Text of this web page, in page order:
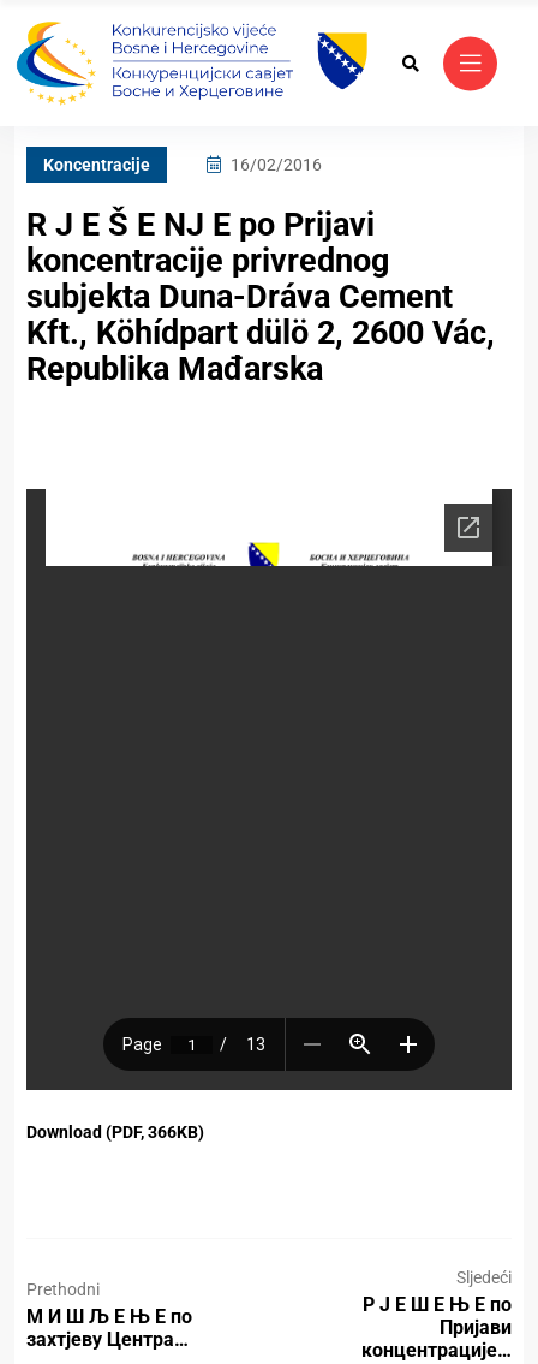
Koncentracije 16/02/2016
R J E Š E NJ E po Prijavi
koncentracije privrednog
subjekta Duna-Dráva Cement
Kft., Köhídpart dülö 2, 2600 Vác,
Republika Mađarska
Download (PDF, 366KB)
Prethodni
М И Ш Љ Е Њ Е по
захтјеву Центра…
Sljedeći
Р Ј Е Ш Е Њ Е по
Пријави
концентрације…